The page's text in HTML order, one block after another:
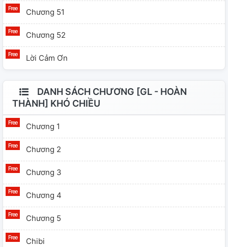
Chương 51
Chương 52
Lời Cảm Ơn
DANH SÁCH CHƯƠNG [GL - HOÀN
THÀNH] KHÓ CHIỀU
Chương 1
Chương 2
Chương 3
Chương 4
Chương 5
Chibi